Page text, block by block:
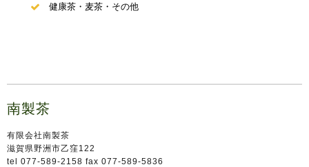
健康茶・麦茶・その他
南製茶
有限会社南製茶
滋賀県野洲市乙窪122
tel 077-589-2158 fax 077-589-5836